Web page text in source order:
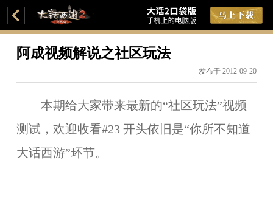
阿成视频解说之社区玩法
发布于 2012-09-20
本期给大家带来最新的“社区玩法”视频
测试，欢迎收看#23 开头依旧是“你所不知道
大话西游”环节。